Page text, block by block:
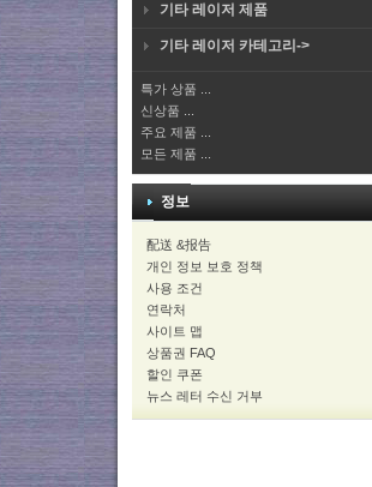
기타 레이저 제품
기타 레이저 카테고리->
특가 상품 ...
신상품 ...
주요 제품 ...
모든 제품 ...
정보
配送 &报告
개인 정보 보호 정책
사용 조건
연락처
사이트 맵
상품권 FAQ
할인 쿠폰
뉴스 레터 수신 거부